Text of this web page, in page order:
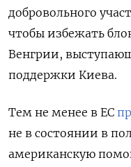
добровольного
чтобы избежать
Венгрии,
поддержки Киева.
Тем не менее в ЕС
не в состоянии в
американскую